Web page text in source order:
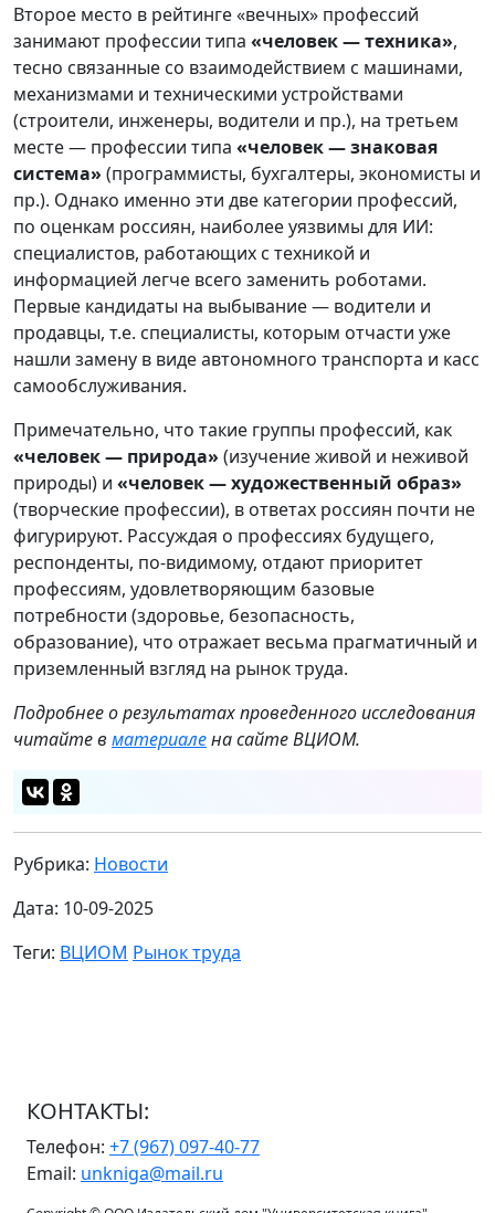
Второе место в рейтинге «вечных» профессий
занимают профессии типа «человек — техника»,
тесно связанные со взаимодействием с машинами,
механизмами и техническими устройствами
(строители, инженеры, водители и пр.), на третьем
месте — профессии типа «человек — знаковая
система» (программисты, бухгалтеры, экономисты и
пр.). Однако именно эти две категории профессий,
по оценкам россиян, наиболее уязвимы для ИИ:
специалистов, работающих с техникой и
информацией легче всего заменить роботами.
Первые кандидаты на выбывание — водители и
продавцы, т.е. специалисты, которым отчасти уже
нашли замену в виде автономного транспорта и касс
самообслуживания.
Примечательно, что такие группы профессий, как
«человек — природа» (изучение живой и неживой
природы) и «человек — художественный образ»
(творческие профессии), в ответах россиян почти не
фигурируют. Рассуждая о профессиях будущего,
респонденты, по-видимому, отдают приоритет
профессиям, удовлетворяющим базовые
потребности (здоровье, безопасность,
образование), что отражает весьма прагматичный и
приземленный взгляд на рынок труда.
Подробнее о результатах проведенного исследования
читайте вматериалена сайте ВЦИОМ.
Рубрика: Новости
Дата: 10-09-2025
Теги: ВЦИОМ Рынок труда
КОНТАКТЫ:
Телефон: +7 (967) 097-40-77
Email: unkniga@mail.ru